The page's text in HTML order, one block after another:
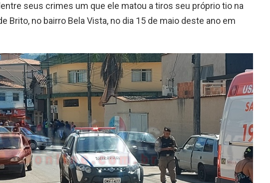
seus crimes um que ele matou a tiros seu próprio tio na
Brito, no bairro Bela Vista, no dia 15 de maio deste ano em